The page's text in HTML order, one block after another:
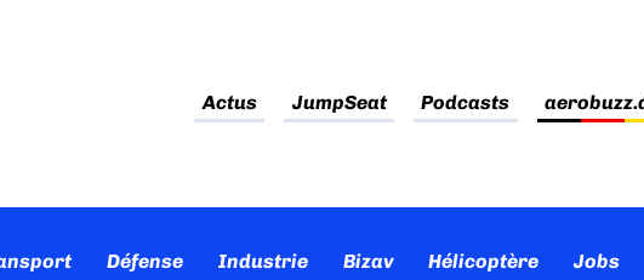
Actus JumpSeat Podcasts
Défense Industrie Bizav Hélicoptère Jobs